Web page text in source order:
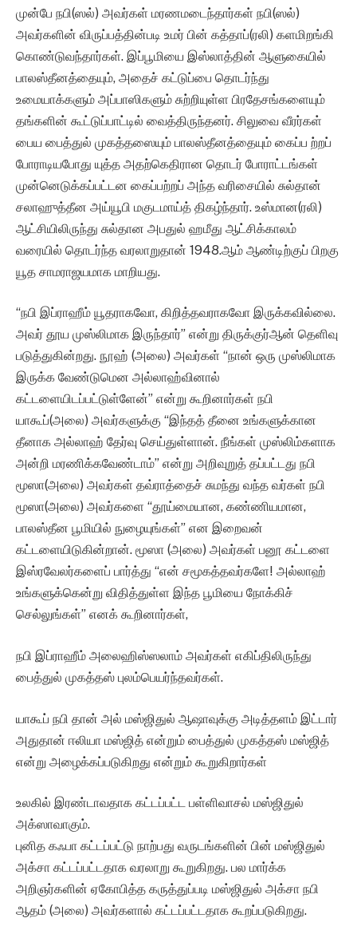
முன்பே நபி(ஸல்) அவர்கள் மரணமடைந்தார்கள் நபி(ஸல்)
அவர்களின் விருப்பத்தின்படி உமர் பின் கத்தாப்(ரலி) களமிறங்கி
கொண்டுவந்தார்கள். இப்பூமியை இஸ்லாத்தின் ஆளுகையில்
பாலஸ்தீனத்தையும், அதைச் கட்டுப்பை தொடர்ந்து
உமையாக்களும் அப்பாஸிகளும் சுற்றியுள்ள பிரதேசங்களையும்
தங்களின் கூட்டுப்பாட்டில் வைத்திருந்தனர். சிலுவை வீரர்கள்
பைய பைத்துல் முகத்தஸையும் பாலஸ்தீனத்தையும் கைப்ப ற்றப்
போராடியபோது யுத்த அதற்கெதிரான தொடர் போராட்டங்கள்
முன்னெடுக்கப்பட்டன கைப்பற்றப் அந்த வரிசையில் சுல்தான்
சலாஹுத்தீன அய்யூபி மகுடமாய்த் திகழ்ந்தார். உஸ்மான(ரலி)
ஆட்சியிலிருந்து சுல்தான அபதுல் ஹமீது ஆட்சிக்காலம்
வரையில் தொடர்ந்த வரலாறுதான் 1948.ஆம் ஆண்டிற்குப் பிறகு
யூத சாமராஜயமாக மாறியது.
“நபி இப்ராஹீம் யூதராகவோ, கிறித்தவராகவோ இருக்கவில்லை.
அவர் தூய முஸ்லிமாக இருந்தார்” என்று திருக்குர்ஆன் தெளிவு
படுத்துகின்றது. நூஹ் (அலை) அவர்கள் “நான் ஒரு முஸ்லிமாக
இருக்க வேண்டுமென அல்லாஹ்வினால்
கட்டளையிடப்பட்டுள்ளேன்” என்று கூறினார்கள் நபி
யாகூப்(அலை) அவர்களுக்கு “இந்தத் தீனை உங்களுக்கான
தீனாக அல்லாஹ் தேர்வு செய்துள்ளான். நீங்கள் முஸ்லிம்களாக
அன்றி மரணிக்கவேண்டாம்” என்று அறிவுறுத் தப்பட்டது நபி
மூஸா(அலை) அவர்கள் தவ்ராத்தைச் சுமந்து வந்த வர்கள் நபி
மூஸா(அலை) அவர்களை “தூய்மையான, கண்ணியமான,
பாலஸ்தீன பூமியில் நுழையுங்கள்” என இறைவன்
கட்டளையிடுகின்றான். மூஸா (அலை) அவர்கள் பனூ கட்டளை
இஸ்ரவேலர்களைப் பார்த்து “என் சமூகத்தவர்களே! அல்லாஹ்
உங்களுக்கென்று விதித்துள்ள இந்த பூமியை நோக்கிச்
செல்லுங்கள்” எனக் கூறினார்கள்,
நபி இப்ராஹீம் அலைஹிஸ்ஸலாம் அவர்கள் எகிப்திலிருந்து
பைத்துல் முகத்தஸ் புலம்பெயர்ந்தவர்கள்.
யாகூப் நபி தான் அல் மஸ்ஜிதுல் ஆஷாவுக்கு அடித்தளம் இட்டார்
அதுதான் ஈலியா மஸ்ஜித் என்றும் பைத்துல் முகத்தஸ் மஸ்ஜித்
என்று அழைக்கப்படுகிறது என்றும் கூறுகிறார்கள்
உலகில் இரண்டாவதாக கட்டப்பட்ட பள்ளிவாசல் மஸ்ஜிதுல்
அக்ஸாவாகும்.
புனித கஃபா கட்டப்பட்டு நாற்பது வருடங்களின் பின் மஸ்ஜிதுல்
அக்சா கட்டப்பட்டதாக வரலாறு கூறுகிறது. பல மார்க்க
அறிஞர்களின் ஏகோபித்த கருத்துப்படி மஸ்ஜிதுல் அக்சா நபி
ஆதம் (அலை) அவர்களால் கட்டப்பட்டதாக கூறப்படுகிறது.